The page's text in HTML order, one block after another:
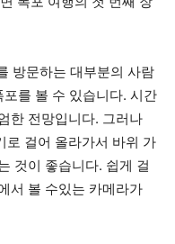
방문하는 대부분의 사람
를 볼 수 있습니다. 시간
한 전망입니다. 그러나
로 걸어 올라가서 바위 가
것이 좋습니다. 쉽게 걸
서 볼 수있는 카메라가